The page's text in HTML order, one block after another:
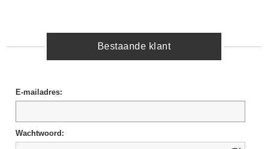
Bestaande klant
E-mailadres:
Wachtwoord: